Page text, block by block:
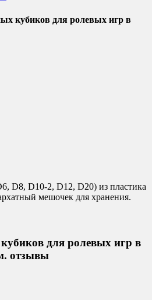
кубиков для ролевых игр в
D8, D10-2, D12, D20) из пластика
мешочек для хранения.
для ролевых игр в
отзывы